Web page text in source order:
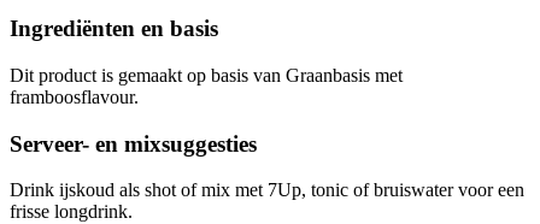
Ingrediënten en basis
Dit product is gemaakt op basis van Graanbasis met
framboosflavour.
Serveer- en mixsuggesties
Drink ijskoud als shot of mix met 7Up, tonic of bruiswater voor een
frisse longdrink.